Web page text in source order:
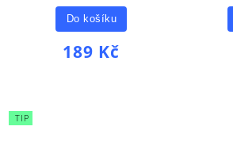
189 Kč
Do košíku
TIP